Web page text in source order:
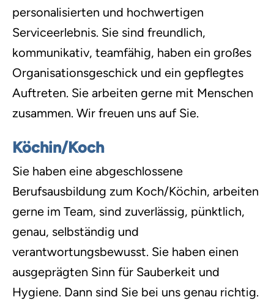
personalisierten und hochwertigen
Serviceerlebnis. Sie sind freundlich,
kommunikativ, teamfähig, haben ein großes
Organisationsgeschick und ein gepflegtes
Auftreten. Sie arbeiten gerne mit Menschen
zusammen. Wir freuen uns auf Sie.
Köchin/Koch
Sie haben eine abgeschlossene
Berufsausbildung zum Koch/Köchin, arbeiten
gerne im Team, sind zuverlässig, pünktlich,
genau, selbständig und
verantwortungsbewusst. Sie haben einen
ausgeprägten Sinn für Sauberkeit und
Hygiene. Dann sind Sie bei uns genau richtig.